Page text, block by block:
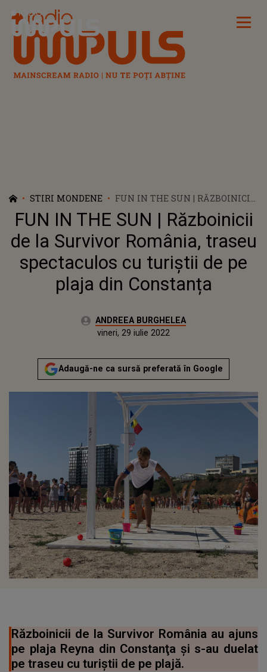
Radio Impuls
STIRI MONDENE
FUN IN THE SUN | RĂZBOINICII
DE LA SURVIVOR ROMÂNIA,
TRASEU SPECTACULOS CU
TURIȘTII DE PE PLAJA DIN
CONSTANȚA
FUN IN THE SUN | Războinicii
de la Survivor România, traseu
spectaculos cu turiștii de pe
plaja din Constanța
Autor:ANDREEA BURGHELEA
Actualizat:
vineri, 29 iulie 2022
Adaugă-ne ca sursă preferată în Google
Războinicii de la Survivor România au ajuns
pe plaja Reyna din Constanţa şi s-au duelat
pe traseu cu turiștii de pe plajă.